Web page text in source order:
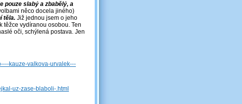
pouze slabý a zbabělý, a
něco docela jiného)
těla. Již jednou jsem o jeho
těžce vydíranou osobou. Ten
oči, schýlená postava. Jen
kauze-valkova-urvalek---
uz-zase-blaboli-.html